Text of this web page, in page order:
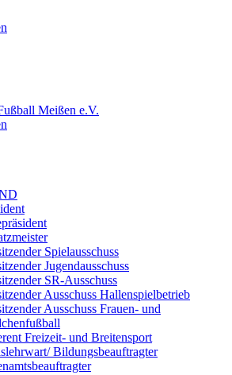
Meißen e.V.
Spielausschuss
Jugendausschuss
SR-Ausschuss
Ausschuss Hallenspielbetrieb
Ausschuss Frauen- und
Freizeit- und Breitensport
Bildungsbeauftragter